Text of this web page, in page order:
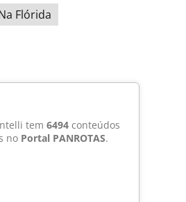
Flórida
tem 6494 conteúdos
no Portal PANROTAS.